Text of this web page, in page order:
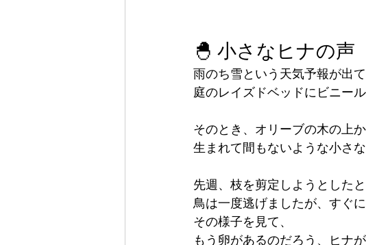
🐣 小さなヒナの声
雨のち雪という天気予報が出て
庭のレイズドベッドにビニー
そのとき、オリーブの木の上か
生まれて間もないような小さ
先週、枝を剪定しようとした
鳥は一度逃げましたが、すぐに
その様子を見て、
もう卵があるのだろう、ヒナ